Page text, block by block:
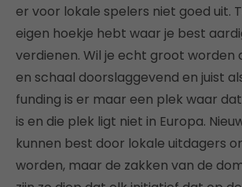
er voor lokale spelers niet goed uit.
eigen hoekje hebt waar je best
verdienen. Wil je echt groot worden
en schaal doorslaggevend en juist
funding is er maar een plek waar
is en die plek ligt niet in Europa.
kunnen best door lokale uitdagers
worden, maar de zakken van de